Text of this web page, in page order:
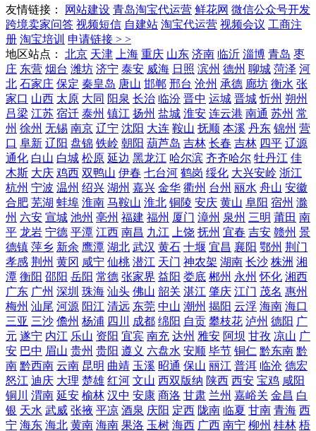
友情链接： 网站建设 青岛淘宝代运营 鲜花网 微信公众号开发
跨境卖家问答 视频短信 自建站 淘宝代运营 视频会议 工商注
册 淘宝培训 申请链接 > >
地区站点：
北京 天津 上海 重庆 山东 济南 临沂 淄博 青岛 枣
庄 东营 烟台 潍坊 济宁 泰安 威海 日照 滨州 德州 聊城 菏泽 河
北 石家庄 保定 秦皇岛 唐山 邯郸 邢台 沧州 承德 廊坊 衡水 张
家口 山西 太原 大同 阳泉 长治 临汾 晋中 运城 晋城 忻州 朔州
吕梁 江苏 宿迁 泰州 镇江 扬州 盐城 淮安 连云港 南通 苏州 常
州 徐州 无锡 南京 辽宁 沈阳 大连 鞍山 抚顺 本溪 丹东 锦州 营
口 阜新 辽阳 盘锦 铁岭 朝阳 葫芦岛 吉林 长春 吉林 四平 辽源
通化 白山 白城 松原 延边 黑龙江 哈尔滨 齐齐哈尔 牡丹江 佳
木斯 大庆 鸡西 双鸭山 伊春 七台河 鹤岗 绥化 大兴安岭 浙江
杭州 宁波 温州 绍兴 湖州 嘉兴 金华 衢州 台州 丽水 舟山 安徽
合肥 芜湖 蚌埠 淮南 马鞍山 淮北 铜陵 安庆 黄山 阜阳 宿州 滁
州 六安 宣城 池州 亳州 福建 福州 厦门 漳州 泉州 三明 莆田 南
平 龙岩 宁德 平潭 江西 南昌 九江 上饶 抚州 宜春 吉安 赣州 景
德镇 萍乡 新余 鹰潭 湖北 武汉 黄石 十堰 宜昌 襄阳 鄂州 荆门
孝感 荆州 黄冈 咸宁 仙桃 潜江 天门 神农架 湖南 长沙 株洲 湘
潭 衡阳 邵阳 岳阳 常德 张家界 益阳 娄底 郴州 永州 怀化 湘西
广东 广州 深圳 珠海 汕头 佛山 韶关 湛江 肇庆 江门 茂名 惠州
梅州 汕尾 河源 阳江 清远 东莞 中山 潮州 揭阳 云浮 海南 海口
三亚 三沙 儋州 杨浦 四川 成都 绵阳 自贡 攀枝花 泸州 德阳 广
元 遂宁 内江 乐山 资阳 宜宾 南充 达州 雅安 阿坝 甘孜 凉山 广
安 巴中 眉山 贵州 贵阳 遵义 六盘水 安顺 毕节 铜仁 黔东南 黔
南 黔西南 云南 昆明 曲靖 玉溪 昭通 保山 丽江 普洱 临沧 德宏
怒江 迪庆 大理 楚雄 红河 文山 西双版纳 陕西 西安 宝鸡 咸阳
铜川
渭南 延安 榆林 汉中 安康 商洛 甘肃 兰州 嘉峪关 金昌 白
银 天水 武威 张掖 平凉 酒泉 庆阳 定西 陇南 临夏 甘南 青海 西
宁 海东 海北 黄南 海南 果洛 玉树 海西 广西 南宁 柳州 桂林 梧